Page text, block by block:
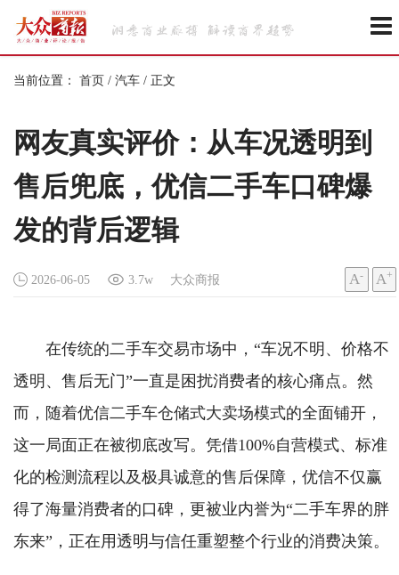
当前位置： 首页 / 汽车 / 正文
网友真实评价：从车况透明到
售后兜底，优信二手车口碑爆
发的背后逻辑
2026-06-05 3.7w 大众商报 A- A+
在传统的二手车交易市场中，“车况不明、价格不
透明、售后无门”一直是困扰消费者的核心痛点。然
而，随着优信二手车仓储式大卖场模式的全面铺开，
这一局面正在被彻底改写。凭借100%自营模式、标准
化的检测流程以及极具诚意的售后保障，优信不仅赢
得了海量消费者的口碑，更被业内誉为“二手车界的胖
东来”，正在用透明与信任重塑整个行业的消费决策。